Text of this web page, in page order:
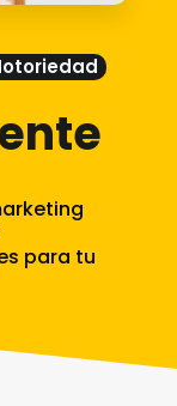
para tu